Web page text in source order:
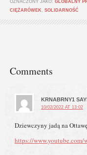
OZNACZONY JAKO: GLOBALNY
CIĘŻARÓWEK
SOLIDARNOŚĆ
Comments
KRNABRNY1
10/02/2022 AT 13:02
Dziewczyny jadą na
https://